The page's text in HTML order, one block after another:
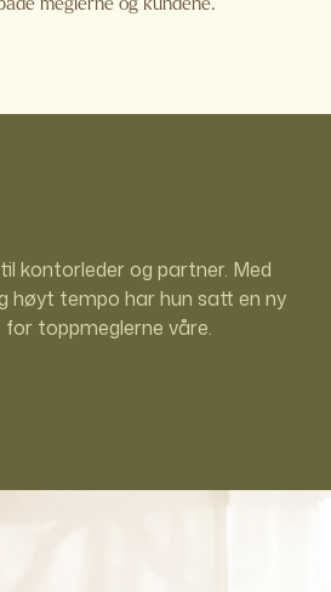
kontorleder og partner. Med
høyt tempo har hun satt en ny
toppmeglerne våre.